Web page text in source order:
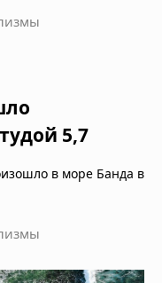
5,7
в море Банда в